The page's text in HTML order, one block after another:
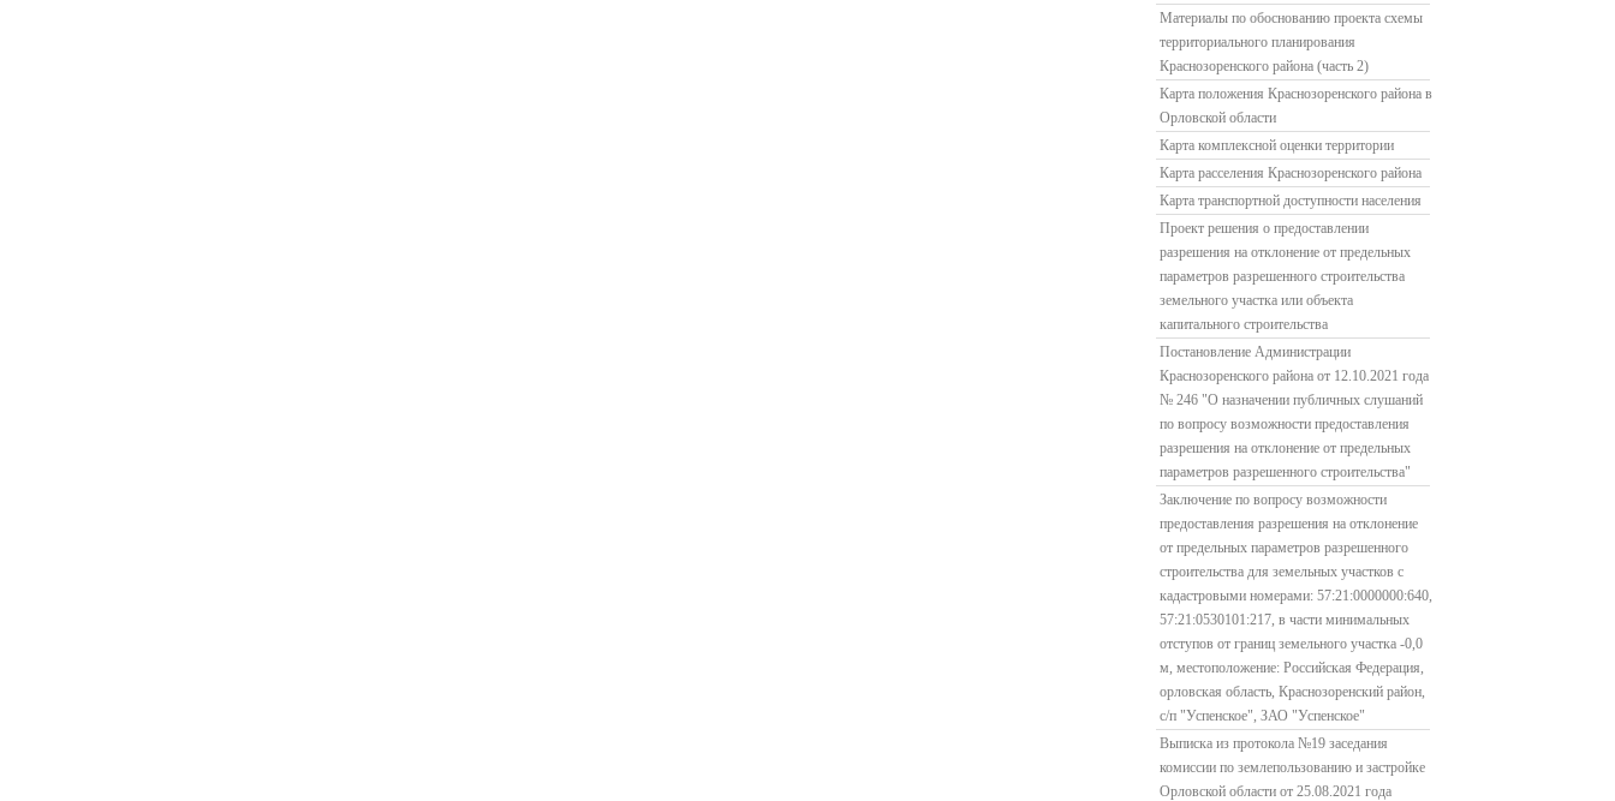
Материалы по обоснованию проекта схемы
территориального планирования
Краснозоренского района (часть 2)
Карта положения Краснозоренского района в
Орловской области
Карта комплексной оценки территории
Карта расселения Краснозоренского района
Карта транспортной доступности населения
Проект решения о предоставлении
разрешения на отклонение от предельных
параметров разрешенного строительства
земельного участка или объекта
капитального строительства
Постановление Администрации
Краснозоренского района от 12.10.2021 года
№ 246 "О назначении публичных слушаний
по вопросу возможности предоставления
разрешения на отклонение от предельных
параметров разрешенного строительства"
Заключение по вопросу возможности
предоставления разрешения на отклонение
от предельных параметров разрешенного
строительства для земельных участков с
кадастровыми номерами: 57:21:0000000:640,
57:21:0530101:217, в части минимальных
отступов от границ земельного участка -0,0
м, местоположение: Российская Федерация,
орловская область, Краснозоренский район,
с/п "Успенское", ЗАО "Успенское"
Выписка из протокола №19 заседания
комиссии по землепользованию и застройке
Орловской области от 25.08.2021 года